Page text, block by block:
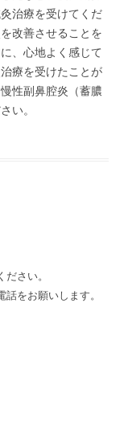
治療を受けてくだ
改善させることを
、心地よく感じて
療を受けたことが
性副鼻腔炎（蓄膿
い。
さい。
をお願いします。